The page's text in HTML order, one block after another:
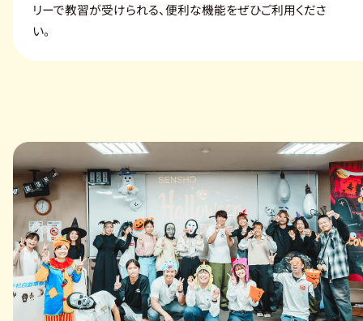
リーで教習が受けられる、便利な機能をぜひご利用くださ
い。